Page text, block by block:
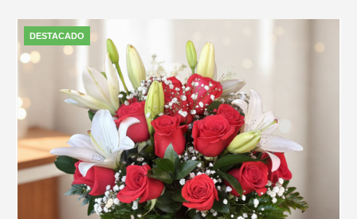
DESTACADO